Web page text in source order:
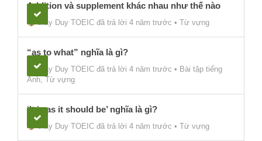
Addition và supplement khác nhau như thế nào
thầy Duy TOEIC đã trả lời 4 năm trước • Từ vựng
“as to what” nghĩa là gì?
thầy Duy TOEIC đã trả lời 4 năm trước • Bài tập tiếng
Anh, Từ vựng
‘It is as it should be’ nghĩa là gì?
thầy Duy TOEIC đã trả lời 4 năm trước • Từ vựng